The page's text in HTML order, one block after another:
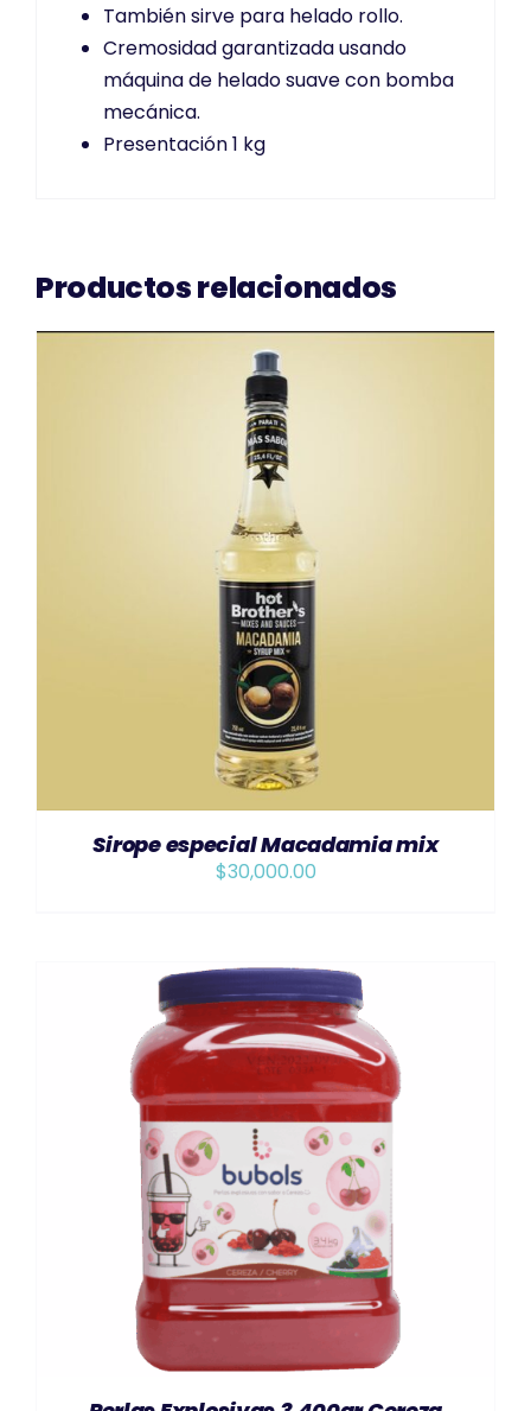
También sirve para helado rollo.
Cremosidad garantizada usando
máquina de helado suave con bomba
mecánica.
Presentación 1 kg
Productos relacionados
AÑADIR AL CARRITO /
Sirope especial Macadamia mix
$30,000.00
AÑADIR AL CARRITO DETAILS